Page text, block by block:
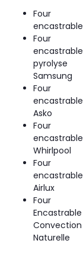
Four
encastrable
Four
encastrable
pyrolyse
Samsung
Four
encastrable
Asko
Four
encastrable
Whirlpool
Four
encastrable
Airlux
Four
Encastrable
Convection
Naturelle